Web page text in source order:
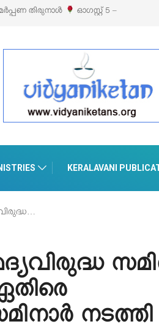
ലൈഫ് സ്റ്റൈൽ എക്സിബിഷനും
KERALAVANI
നടത്തി